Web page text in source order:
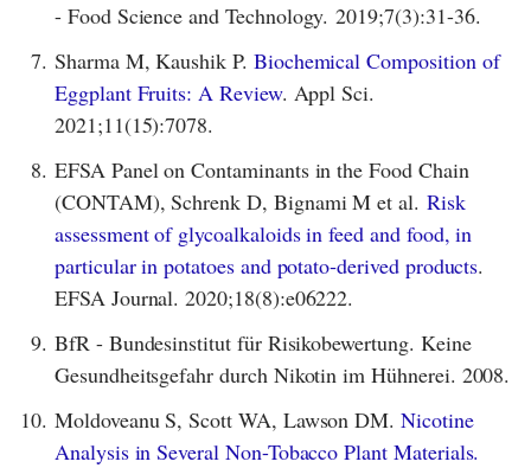
- Food Science and Technology. 2019;7(3):31-36.
7. Sharma M, Kaushik P. Biochemical Composition of
Eggplant Fruits: A Review. Appl Sci.
2021;11(15):7078.
8. EFSA Panel on Contaminants in the Food Chain
(CONTAM), Schrenk D, Bignami M et al. Risk
assessment of glycoalkaloids in feed and food, in
particular in potatoes and potato‐derived products.
EFSA Journal. 2020;18(8):e06222.
9. BfR - Bundesinstitut für Risikobewertung. Keine
Gesundheitsgefahr durch Nikotin im Hühnerei. 2008.
10. Moldoveanu S, Scott WA, Lawson DM.Nicotine
Analysis in Several Non-Tobacco Plant Materials.